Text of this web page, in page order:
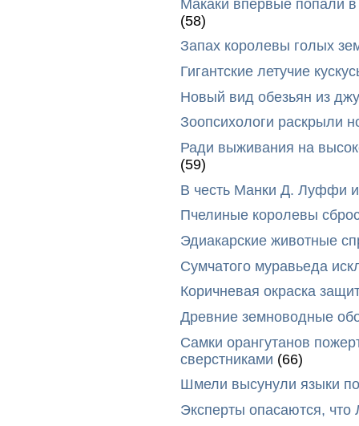
Макаки впервые попали
(58)
Запах королевы голых
Гигантские летучие
Новый вид обезьян из
Зоопсихологи раскрыли
Ради выживания на
(59)
В честь Манки Д. Луффи
Пчелиные королевы
Эдиакарские животные
Сумчатого муравьеда
Коричневая окраска
Древние земноводные
Самки орангутанов
сверстниками (66)
Шмели высунули языки
Эксперты опасаются,